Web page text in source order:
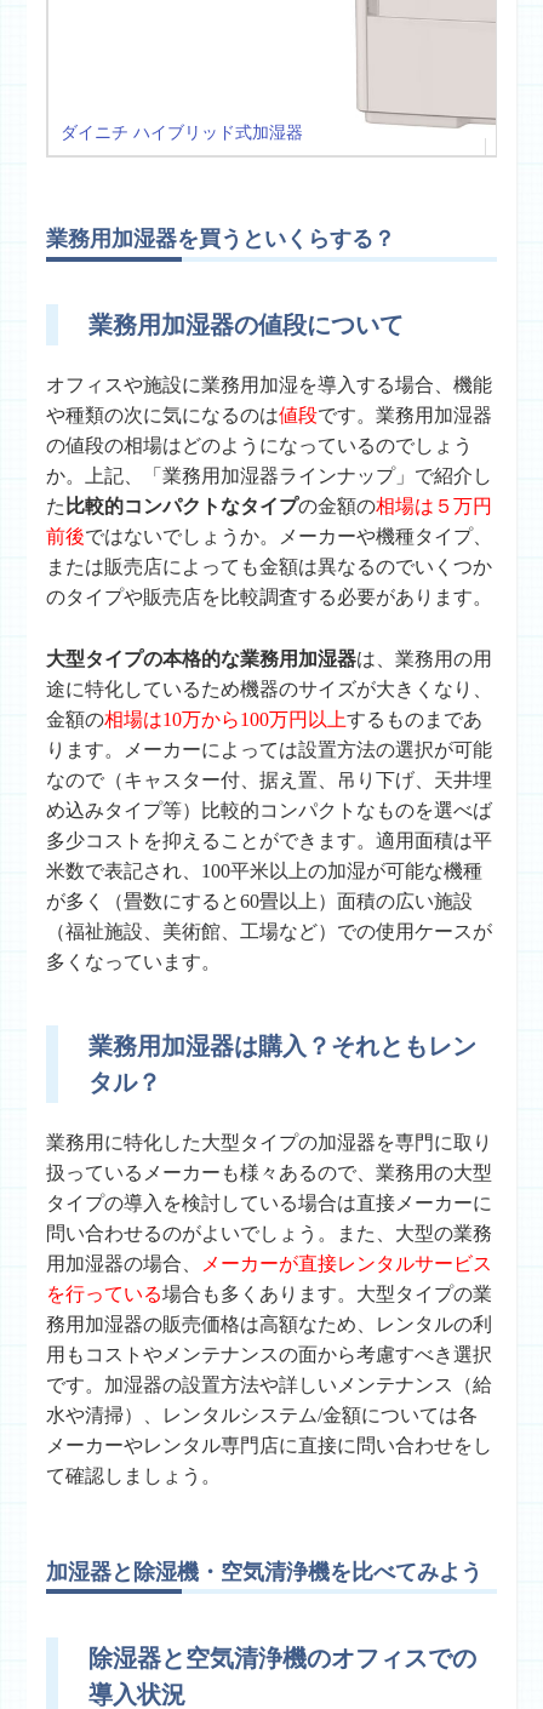
ダイニチ ハイブリッド式加湿器
業務用加湿器を買うといくらする？
業務用加湿器の値段について
オフィスや施設に業務用加湿を導入する場合、機能
や種類の次に気になるのは値段です。業務用加湿器
の値段の相場はどのようになっているのでしょう
か。上記、「業務用加湿器ラインナップ」で紹介し
た 比較的コンパクトなタイプの金額の相場は５万円
前後ではないでしょうか。メーカーや機種タイプ、
または販売店によっても金額は異なるのでいくつか
のタイプや販売店を比較調査する必要があります。
大型タイプの本格的な業務用加湿器は、業務用の用
途に特化しているため機器のサイズが大きくなり、
金額の相場は10万から100万円以上するものまであ
ります。メーカーによっては設置方法の選択が可能
なので（キャスター付、据え置、吊り下げ、天井埋
め込みタイプ等）比較的コンパクトなものを選べば
多少コストを抑えることができます。適用面積は平
米数で表記され、100平米以上の加湿が可能な機種
が多く（畳数にすると60畳以上）面積の広い施設
（福祉施設、美術館、工場など）での使用ケースが
多くなっています。
業務用加湿器は購入？それともレン
タル？
業務用に特化した大型タイプの加湿器を専門に取り
扱っているメーカーも様々あるので、業務用の大型
タイプの導入を検討している場合は直接メーカーに
問い合わせるのがよいでしょう。また、大型の業務
用加湿器の場合、
メーカーが直接レンタルサービス
を行っている場合も多くあります。大型タイプの業
務用加湿器の販売価格は高額なため、レンタルの利
用もコストやメンテナンスの面から考慮すべき選択
です。加湿器の設置方法や詳しいメンテナンス（給
水や清掃）、レンタルシステム/金額については各
メーカーやレンタル専門店に直接に問い合わせをし
て確認しましょう。
加湿器と除湿機・空気清浄機を比べてみよう
除湿器と空気清浄機のオフィスでの
導入状況